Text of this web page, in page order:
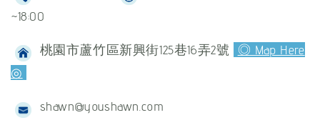
~18:00
桃園市蘆竹區新興街125巷16弄2號
◎ Map Here
◎
shawn@youshawn.com